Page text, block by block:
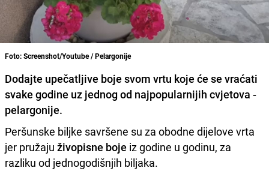
Foto: Screenshot/Youtube / Pelargonije
Dodajte upečatljive boje svom vrtu koje će se vraćati
svake godine uz jednog od najpopularnijih cvjetova -
pelargonije.
Peršunske biljke savršene su za obodne dijelove vrta
jer pružaju živopisne boje iz godine u godinu, za
razliku od jednogodišnjih biljaka.